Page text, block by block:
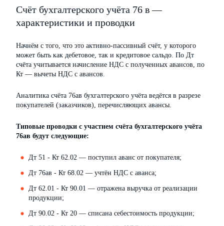
Счёт бухгалтерского учёта 76 в —
характеристики и проводки
Начнём с того, что это активно-пассивный счёт, у которого
может быть как дебетовое, так и кредитовое сальдо. По Дт
счёта учитывается начисление НДС с полученных авансов, по
Кт — вычеты НДС с авансов.
Аналитика счёта 76ав бухгалтерского учёта ведётся в разрезе
покупателей (заказчиков), перечисляющих авансы.
Типовые проводки с участием счёта бухгалтерского учёта
76ав будут следующие:
Дт 51 - Кт 62.02 — поступил аванс от покупателя;
Дт 76ав - Кт 68.02 — учтён НДС с аванса;
Дт 62.01 - Кт 90.01 — отражена выручка от реализации
продукции;
Дт 90.02 - Кт 20 — списана себестоимость продукции;